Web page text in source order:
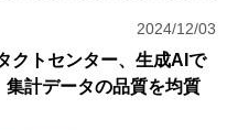
2024/12/03
クトセンター、生成AIで
計データの品質を均質